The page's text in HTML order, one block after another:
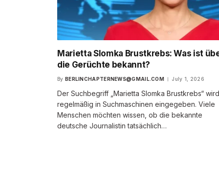
Marietta Slomka Brustkrebs: Was ist
die Gerüchte bekannt?
By BERLINCHAPTERNEWS@GMAIL.COM July 1, 2026
Der Suchbegriff „Marietta Slomka Brustkrebs“ wird
regelmäßig in Suchmaschinen eingegeben. Viele
Menschen möchten wissen, ob die bekannte
deutsche Journalistin tatsächlich…